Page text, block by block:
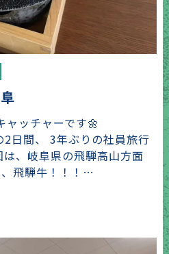
ャッチャーです🌼
日間、 3年ぶりの社員旅行
、岐阜県の飛騨高山方面
飛騨牛！！！…